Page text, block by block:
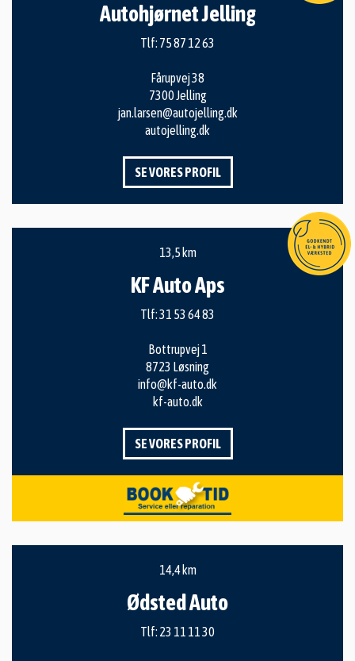
Autohjørnet Jelling
Tlf: 75 87 12 63
Fårupvej 38
7300 Jelling
jan.larsen@autojelling.dk
autojelling.dk
SE VORES PROFIL
13,5 km
KF Auto Aps
Tlf:31 53 64 83
Bottrupvej 1
8723 Løsning
info@kf-auto.dk
kf-auto.dk
SE VORES PROFIL
14,4 km
Ødsted Auto
Tlf: 23 11 11 30